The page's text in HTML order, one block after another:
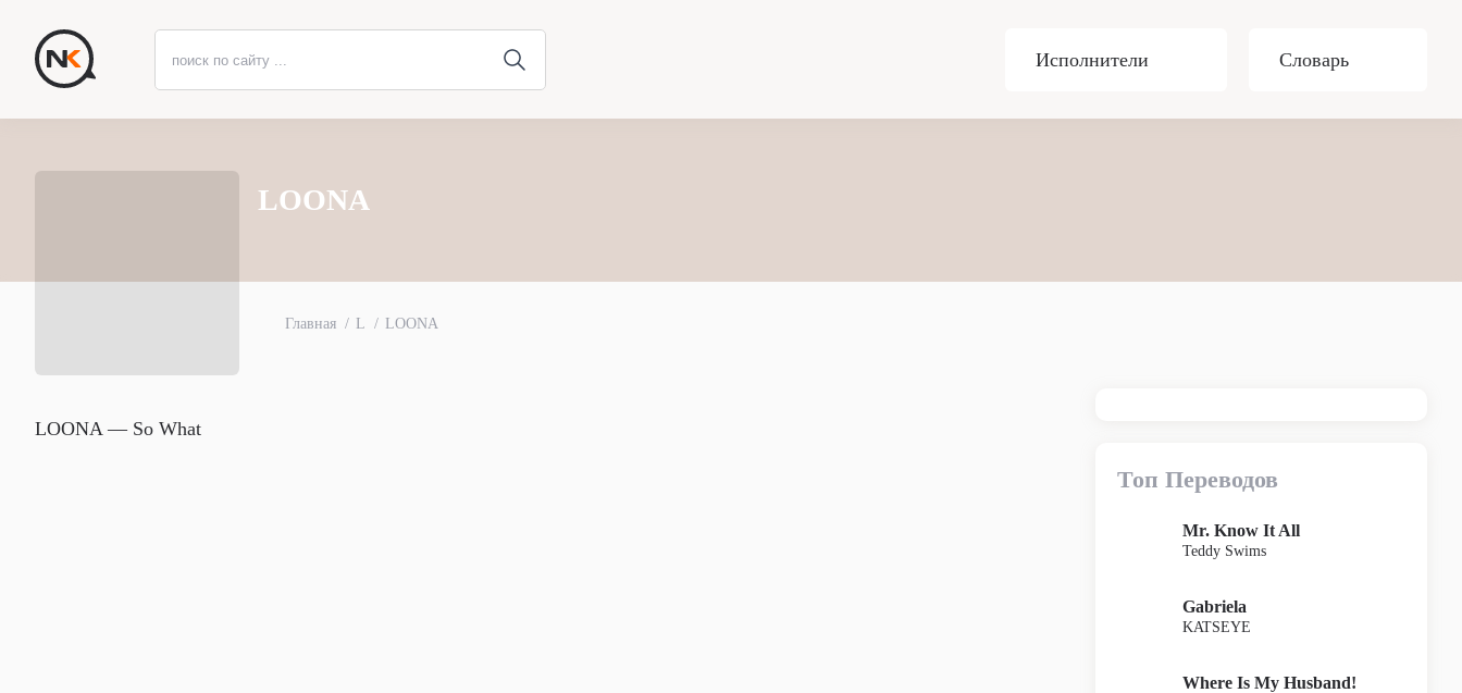
Исполнители Словарь
LOONA
Главная L LOONA
LOONA — So What
Топ Переводов
Mr. Know It All
Teddy Swims
Gabriela
KATSEYE
Where Is My Husband!